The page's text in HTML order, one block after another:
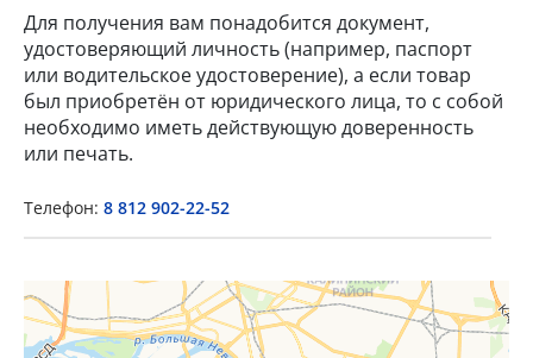
Для получения вам понадобится документ,
удостоверяющий личность (например, паспорт
или водительское удостоверение), а если товар
был приобретён от юридического лица, то с собой
необходимо иметь действующую доверенность
или печать.
Телефон: 8 812 902-22-52
Popup Title
×